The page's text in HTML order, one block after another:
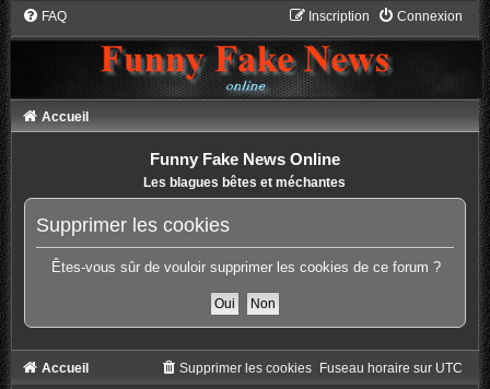
FAQ Connexion
Inscription
Accueil
Funny Fake News Online
Les blagues bêtes et méchantes
Supprimer les cookies
Êtes-vous sûr de vouloir supprimer les cookies de ce forum ?
Accueil Fuseau horaire sur UTC
Supprimer les cookies